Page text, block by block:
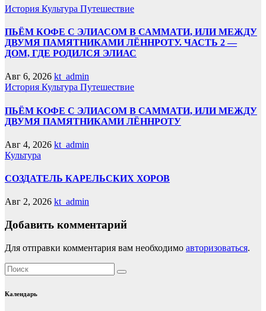
История Культура Путешествие
ПЬЁМ КОФЕ С ЭЛИАСОМ В САММАТИ, ИЛИ МЕЖДУ
ДВУМЯ ПАМЯТНИКАМИ ЛЁННРОТУ. ЧАСТЬ 2 —
ДОМ, ГДЕ РОДИЛСЯ ЭЛИАС
Авг 6, 2026 kt_admin
История Культура Путешествие
ПЬЁМ КОФЕ С ЭЛИАСОМ В САММАТИ, ИЛИ МЕЖДУ
ДВУМЯ ПАМЯТНИКАМИ ЛЁННРОТУ
Авг 4, 2026 kt_admin
Культура
СОЗДАТЕЛЬ КАРЕЛЬСКИХ ХОРОВ
Авг 2, 2026 kt_admin
Добавить комментарий
Для отправки комментария вам необходимо авторизоваться.
Календарь